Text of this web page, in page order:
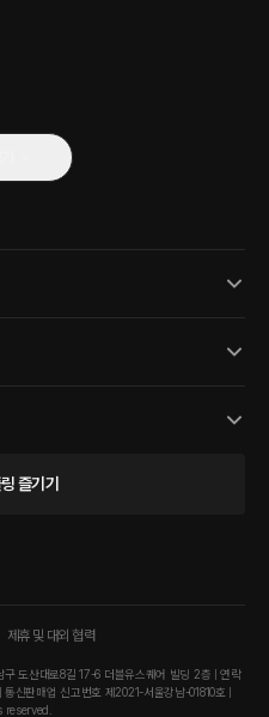
즐기기
제휴 및 대외 협력
도산대로8길 17-6 더블유스퀘어 빌딩 2층 | 연락
신판매업 신고번호 제2021-서울강남-01810호 |